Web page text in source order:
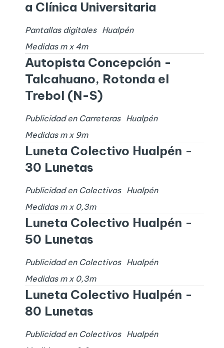
a Clínica Universitaria
Pantallas digitales
Hualpén
Medidas m x 4m
Autopista Concepción -
Talcahuano, Rotonda el
Trebol (N-S)
Publicidad en Carreteras
Hualpén
Medidas m x 9m
Luneta Colectivo Hualpén -
30 Lunetas
Publicidad en Colectivos
Hualpén
Medidas m x 0,3m
Luneta Colectivo Hualpén -
50 Lunetas
Publicidad en Colectivos
Hualpén
Medidas m x 0,3m
Luneta Colectivo Hualpén -
80 Lunetas
Publicidad en Colectivos
Hualpén